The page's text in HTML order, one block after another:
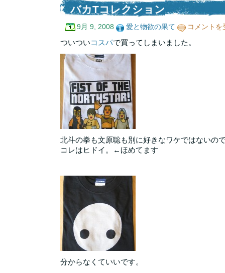
バカTコレクション
9月 9, 2008 愛と物欲の果て
バ
コ
コメント
ついついコスパで買ってしまいました。
北斗の拳も文原聡も別に好きなワケではないの
コレはヒドイ。←ほめてます
分からなくていいです。